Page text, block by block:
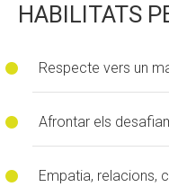
HABILITATS
Respecte vers un
Afrontar els
Empatia, relacions,